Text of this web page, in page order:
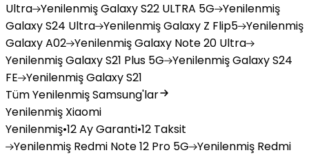
Ultra YenilenmişGalaxy S22 ULTRA 5G Yenilenmiş
Galaxy S24 Ultra YenilenmişGalaxy Z Flip5 Yenilenmiş
Galaxy A02 YenilenmişGalaxy Note 20 Ultra
YenilenmişGalaxy S21 Plus 5G YenilenmişGalaxy S24
FE YenilenmişGalaxy S21
Tüm Yenilenmiş Samsung'lar
Yenilenmiş Xiaomi
Yenilenmiş•12 Ay Garanti•12 Taksit
Yenilenmiş Redmi Note 12 Pro 5G Yenilenmiş Redmi